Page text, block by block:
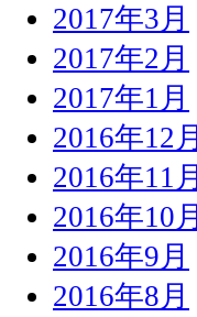
2017年3月
2017年2月
2017年1月
2016年12月
2016年11月
2016年10月
2016年9月
2016年8月